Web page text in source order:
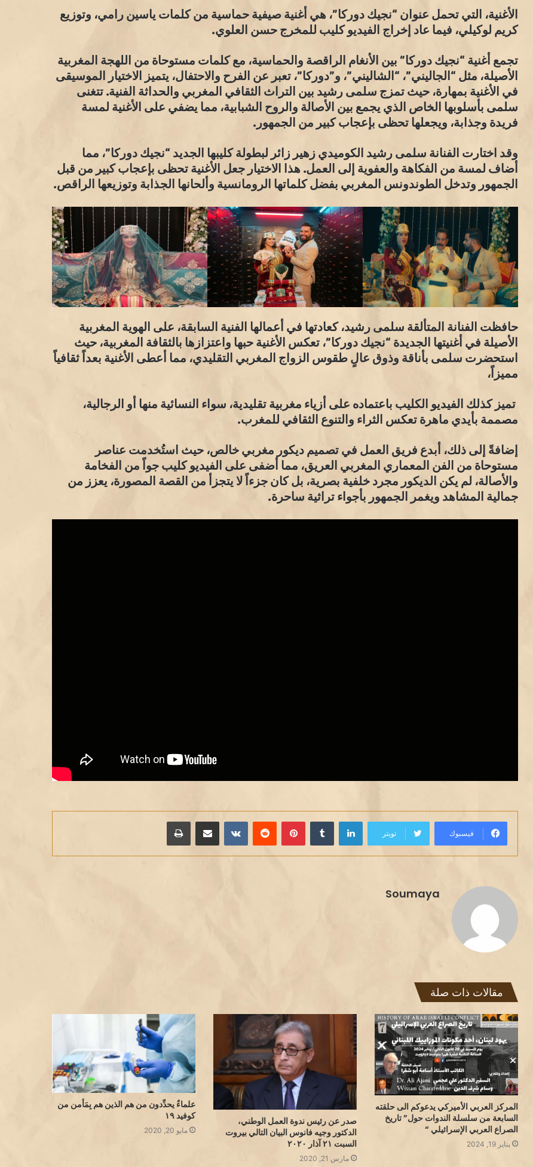
الأغنية، التي تحمل عنوان “نجيك دوركا”، هي أغنية صيفية حماسية من كلمات ياسين رامي، وتوزيع
كريم لوكيلي، فيما عاد إخراج الفيديو كليب للمخرج حسن العلوي.
تجمع أغنية “نجيك دوركا” بين الأنغام الراقصة والحماسية، مع كلمات مستوحاة من اللهجة المغربية
الأصيلة، مثل “الجاليني”، “الشاليني”، و”دوركا”، تعبر عن الفرح والاحتفال، يتميز الاختيار الموسيقى
في الأغنية بمهارة، حيث تمزج سلمى رشيد بين التراث الثقافي المغربي والحداثة الفنية. تتغنى
سلمى بأسلوبها الخاص الذي يجمع بين الأصالة والروح الشبابية، مما يضفي على الأغنية لمسة
فريدة وجذابة، ويجعلها تحظى بإعجاب كبير من الجمهور.
وقد اختارت الفنانة سلمى رشيد الكوميدي زهير زائر لبطولة كليبها الجديد “نجيك دوركا”، مما
أضاف لمسة من الفكاهة والعفوية إلى العمل. هذا الاختيار جعل الأغنية تحظى بإعجاب كبير من قبل
الجمهور وتدخل الطوندونس المغربي بفضل كلماتها الرومانسية وألحانها الجذابة وتوزيعها الراقص.
حافظت الفنانة المتألقة سلمى رشيد، كعادتها في أعمالها الفنية السابقة، على الهوية المغربية
الأصيلة في أغنيتها الجديدة “نجيك دوركا”، تعكس الأغنية حبها واعتزازها بالثقافة المغربية، حيث
استحضرت سلمى بأناقة وذوق عالٍ طقوس الزواج المغربي التقليدي، مما أعطى الأغنية بعداً ثقافياً
مميزاً،
تميز كذلك الفيديو الكليب باعتماده على أزياء مغربية تقليدية، سواء النسائية منها أو الرجالية،
مصممة بأيدي ماهرة تعكس الثراء والتنوع الثقافي للمغرب.
إضافةً إلى ذلك، أبدع فريق العمل في تصميم ديكور مغربي خالص، حيث استُخدمت عناصر
مستوحاة من الفن المعماري المغربي العريق، مما أضفى على الفيديو كليب جواً من الفخامة
والأصالة، لم يكن الديكور مجرد خلفية بصرية، بل كان جزءاً لا يتجزأ من القصة المصورة، يعزز من
جمالية المشاهد ويغمر الجمهور بأجواء تراثية ساحرة.
فيسبوك تويتر
لينكدإن بينتيريست مشاركة عبر البريد طباعة
Soumaya
مقالات ذات صلة
المركز العربي الأميركي يدعوكم الى حلقته
السابعة من سلسلة الندوات حول” تاريخ
الصراع العربي الإسرائيلي “
يناير 19, 2024
صدر عن رئيس ندوة العمل الوطني،
الدكتور وجيه فانوس البيان التالي بيروت
السبت ٢١ آذار ٢٠٢٠
مارس 21, 2020
علماءٌ يحدِّدون من هم الذين هم بِمَأمن من
كوفيد ١٩
مايو 20, 2020